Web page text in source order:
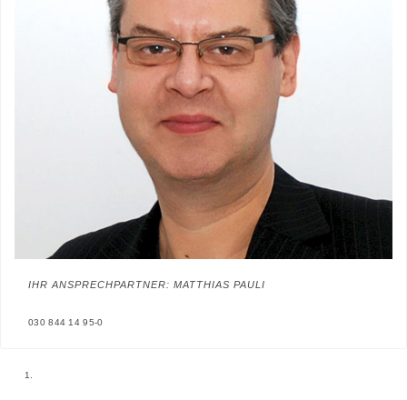
IHR ANSPRECHPARTNER: MATTHIAS PAULI
030 844 14 95-0